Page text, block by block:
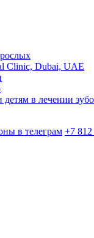
Clinic, Dubai, UAE
в лечении
в телеграм +7